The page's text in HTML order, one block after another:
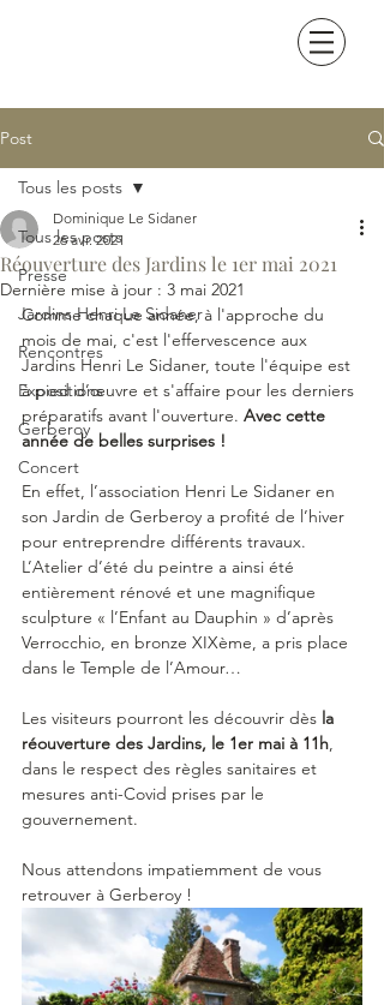
Post
Tous les posts
Presse
Jardins Henri Le Sidaner
Rencontres
Expositions
Gerberoy
Concert
Tous les posts
Réouverture des Jardins le 1er mai 2021
Dominique Le Sidaner
26 avr. 2021
Dernière mise à jour : 3 mai 2021
Comme chaque année, à l'approche du
mois de mai, c'est l'effervescence aux
Jardins Henri Le Sidaner, toute l'équipe est
à pied d’œuvre et s'affaire pour les derniers
préparatifs avant l'ouverture. Avec cette
année de belles surprises !
En effet, l’association Henri Le Sidaner en
son Jardin de Gerberoy a profité de l’hiver
pour entreprendre différents travaux.
L’Atelier d’été du peintre a ainsi été
entièrement rénové et une magnifique
sculpture « l’Enfant au Dauphin » d’après
Verrocchio, en bronze XIXème, a pris place
dans le Temple de l’Amour…
Les visiteurs pourront les découvrir dès la
réouverture des Jardins, le 1er mai à 11h,
dans le respect des règles sanitaires et
mesures anti-Covid prises par le
gouvernement.
Nous attendons impatiemment de vous
retrouver à Gerberoy !